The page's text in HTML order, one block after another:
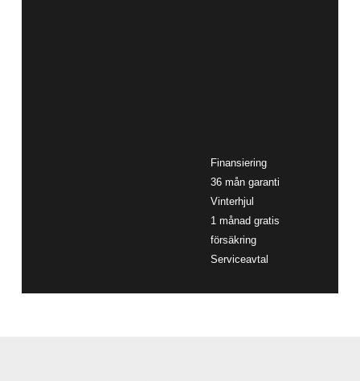
Finansiering
36 mån garanti
Vinterhjul
1 månad gratis
försäkring
Serviceavtal